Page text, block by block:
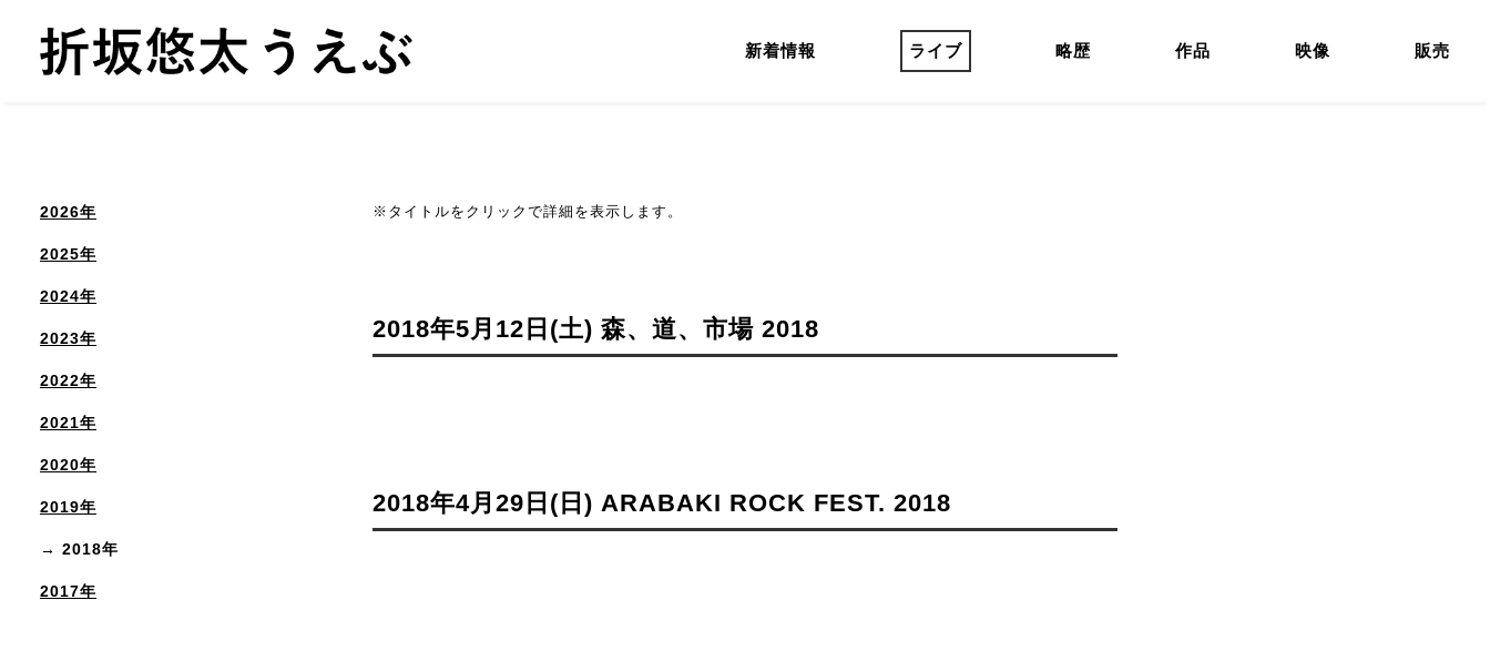
新着情報 ライブ 略歴 作品 映像 販売
2026年
2025年
2024年
2023年
2022年
2021年
2020年
2019年
2018年
2017年
※タイトルをクリックで詳細を表示します。
2018年5月12日(土) 森、道、市場 2018
2018年4月29日(日) ARABAKI ROCK FEST. 2018